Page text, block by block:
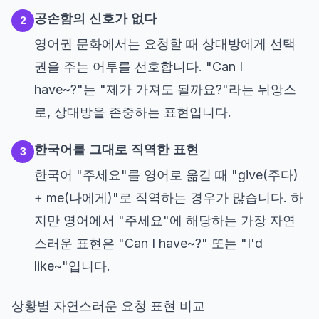
2
공손함의 신호가 없다
영어권 문화에서는 요청할 때 상대방에게 선택
권을 주는 어투를 선호합니다. "Can I
have~?"는 "제가 가져도 될까요?"라는 뉘앙스
로, 상대방을 존중하는 표현입니다.
3
한국어를 그대로 직역한 표현
한국어 "주세요"를 영어로 옮길 때 "give(주다)
+ me(나에게)"로 직역하는 경우가 많습니다. 하
지만 영어에서 "주세요"에 해당하는 가장 자연
스러운 표현은 "Can I have~?" 또는 "I'd
like~"입니다.
상황별 자연스러운 요청 표현 비교